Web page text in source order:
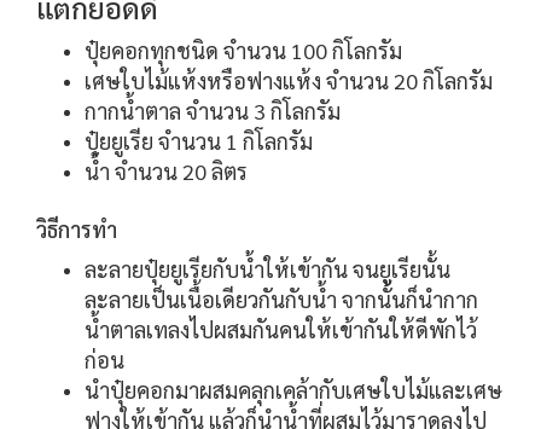
ปุ๋ยคอกทุกชนิด จำนวน 100 กิโลกรัม
เศษใบไม้แห้งหรือฟางแห้ง จำนวน 20 กิโลกรัม
กากน้ำตาล จำนวน 3 กิโลกรัม
ปุ๋ยยูเรีย จำนวน 1 กิโลกรัม
น้ำ จำนวน 20 ลิตร
วิธีการทำ
ละลายปุ๋ยยูเรียกับน้ำให้เข้ากัน จนยูเรียนั้น
ละลายเป็นเนื้อเดียวกันกับน้ำ จากนั้นก็นำกาก
น้ำตาลเทลงไปผสมกันคนให้เข้ากันให้ดีพักไว้
ก่อน
นำปุ๋ยคอกมาผสมคลุกเคล้ากับเศษใบไม้และเศษ
ฟางให้เข้ากัน แล้วก็นำน้ำที่ผสมไว้มาราดลงไป